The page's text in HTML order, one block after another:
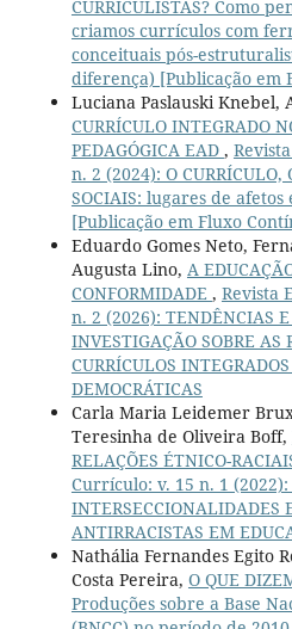
CURRICULISTAS? Como
criamos currículos com
conceituais pós-
diferença) [Publicação em
Luciana Paslauski Knebel,
CURRÍCULO INTEGRADO
PEDAGÓGICA EAD ,
n. 2 (2024): O CURRÍCULO,
SOCIAIS: lugares de
[Publicação em Fluxo
Eduardo Gomes Neto,
Augusta Lino, A
CONFORMIDADE , Revista
n. 2 (2026): TENDÊNCIAS E
INVESTIGAÇÃO SOBRE AS
CURRÍCULOS
DEMOCRÁTICAS
Carla Maria Leidemer
Teresinha de Oliveira Boff,
RELAÇÕES ÉTNICO-
Currículo: v. 15 n. 1 (2022):
INTERSECCIONALIDADES
ANTIRRACISTAS EM
Nathália Fernandes Egito
Costa Pereira, O QUE
Produções sobre a Base